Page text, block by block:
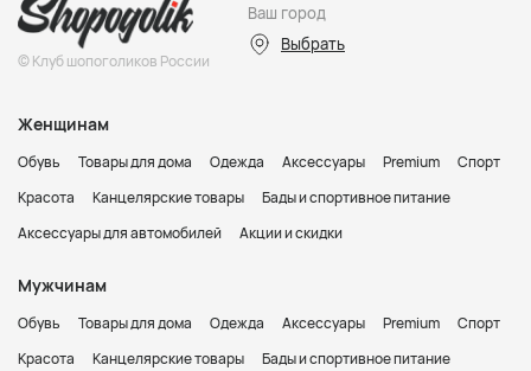
© Клуб шопоголиков России
Ваш город
Выбрать
Женщинам
Обувь Товары для дома Одежда Аксессуары Premium
Спорт
Красота
Канцелярские товары
Бады и спортивное питание
Аксессуары для автомобилей
Акции и скидки
Мужчинам
Обувь Товары для дома Одежда Аксессуары Premium
Спорт
Красота
Канцелярские товары
Бады и спортивное питание